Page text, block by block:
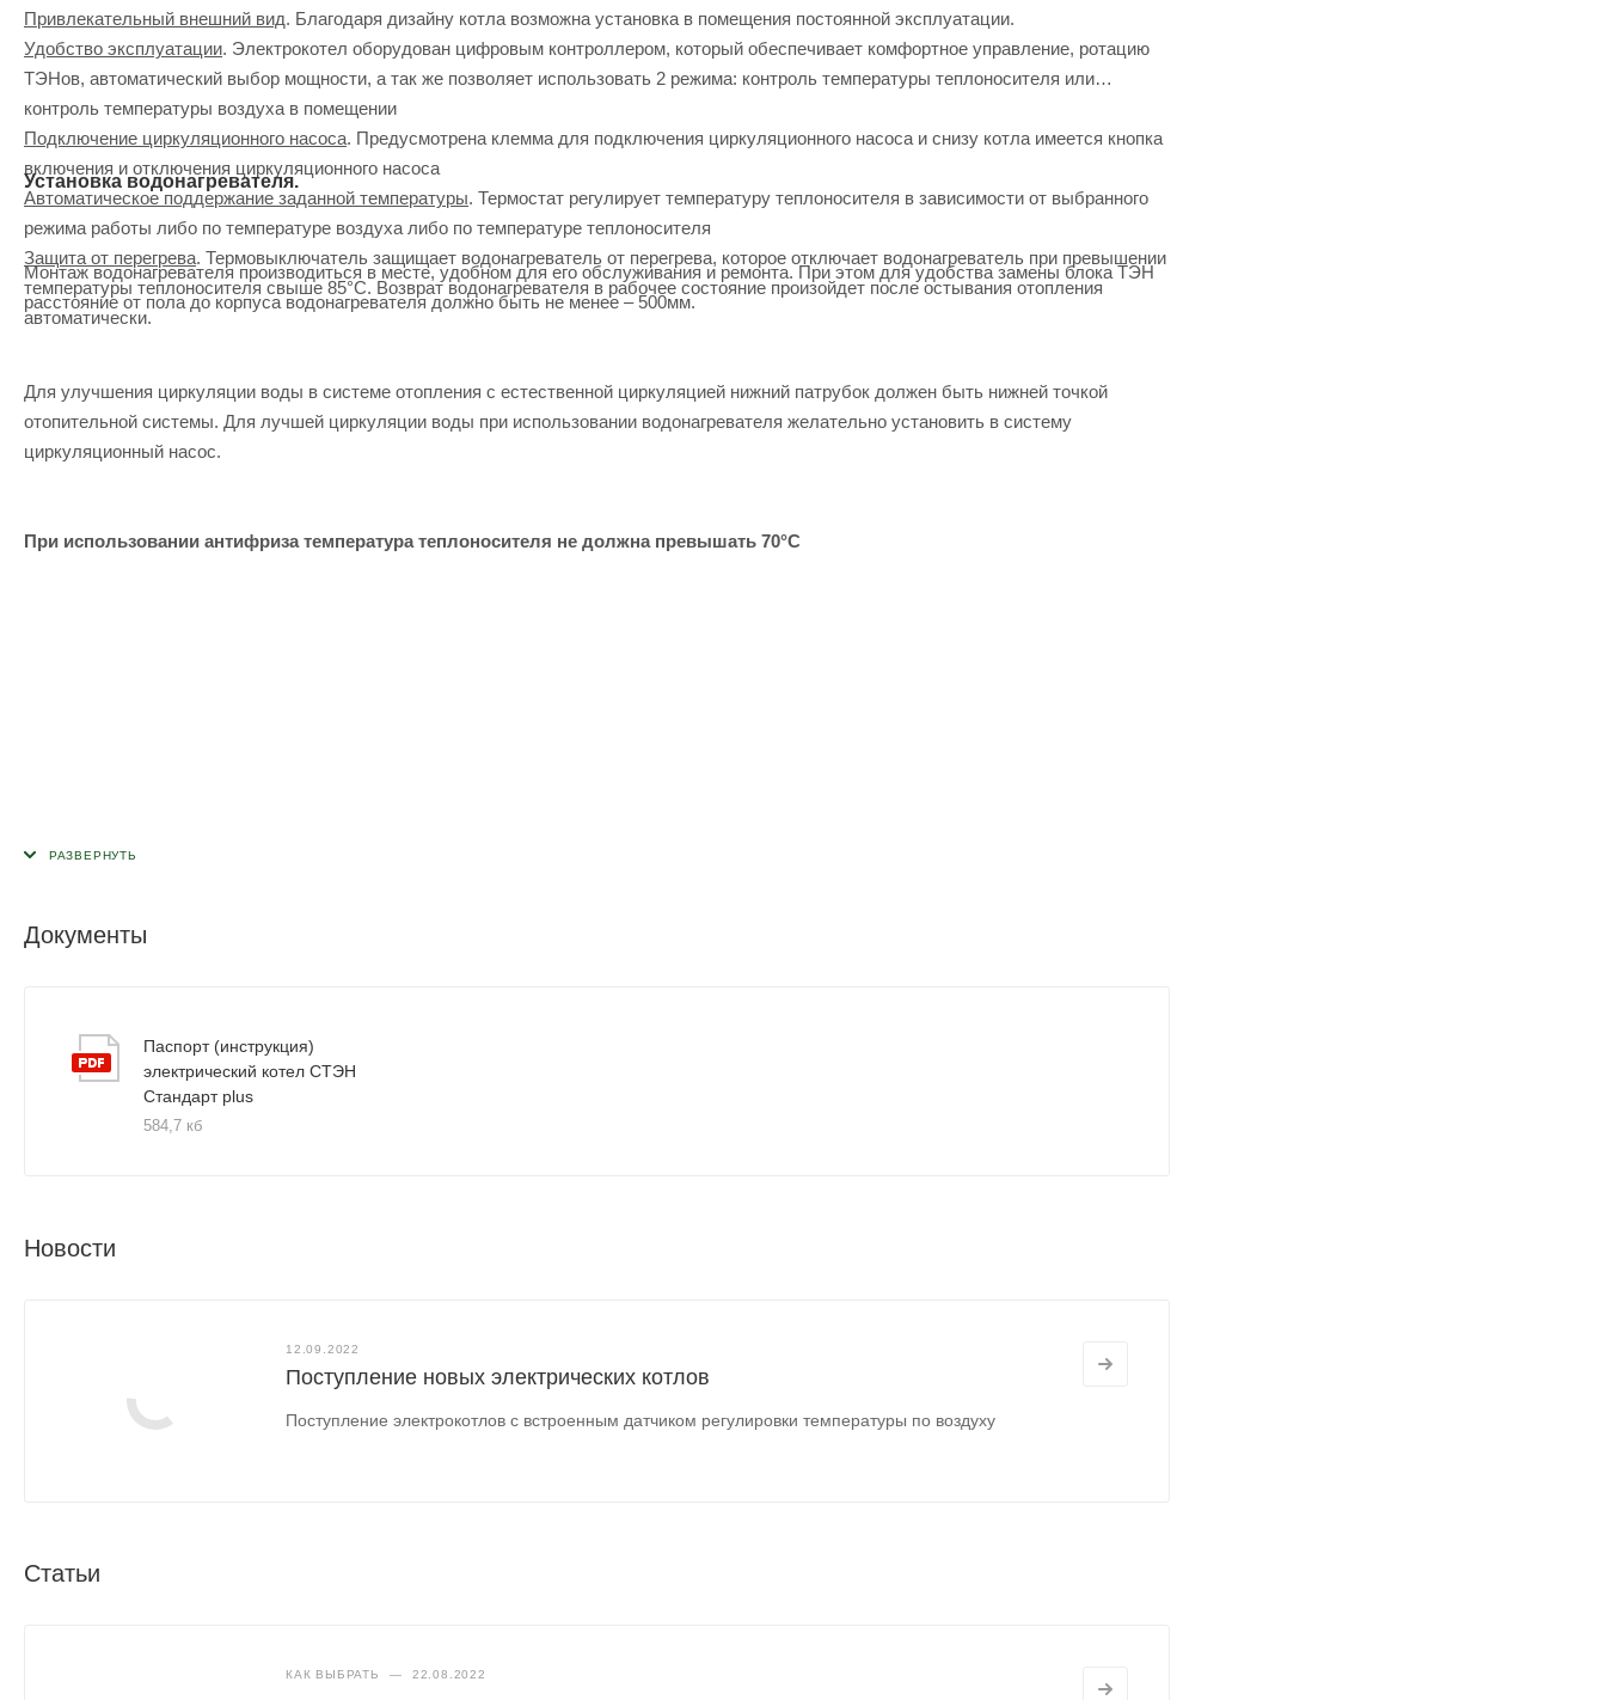
Привлекательный внешний вид. Благодаря дизайну котла возможна установка в помещения постоянной эксплуатации.
Удобство эксплуатации. Электрокотел оборудован цифровым контроллером, который обеспечивает комфортное управление, ротацию
ТЭНов, автоматический выбор мощности, а так же позволяет использовать 2 режима: контроль температуры теплоносителя или
контроль температуры воздуха в помещении
Подключение циркуляционного насоса. Предусмотрена клемма для подключения циркуляционного насоса и снизу котла имеется кнопка
включения и отключения циркуляционного насоса
Автоматическое поддержание заданной температуры. Термостат регулирует температуру теплоносителя в зависимости от выбранного
режима работы либо по температуре воздуха либо по температуре теплоносителя
Защита от перегрева. Термовыключатель защищает водонагреватель от перегрева, которое отключает водонагреватель при превышении
температуры теплоносителя свыше 85°С. Возврат водонагревателя в рабочее состояние произойдет после остывания отопления
автоматически.
Установка водонагревателя.
Монтаж водонагревателя производиться в месте, удобном для его обслуживания и ремонта. При этом для удобства замены блока ТЭН
расстояние от пола до корпуса водонагревателя должно быть не менее – 500мм.
Для улучшения циркуляции воды в системе отопления с естественной циркуляцией нижний патрубок должен быть нижней точкой
отопительной системы. Для лучшей циркуляции воды при использовании водонагревателя желательно установить в систему
циркуляционный насос.
При использовании антифриза температура теплоносителя не должна превышать 70°С
Документы
Паспорт (инструкция)
электрический котел СТЭН
Стандарт plus
584,7 кб
Новости
12.09.2022
Поступление новых электрических котлов
Поступление электрокотлов с встроенным датчиком регулировки температуры по воздуху
Статьи
КАК ВЫБРАТЬ — 22.08.2022